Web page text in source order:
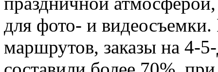
для фото- и
маршрутов, заказы на 4-